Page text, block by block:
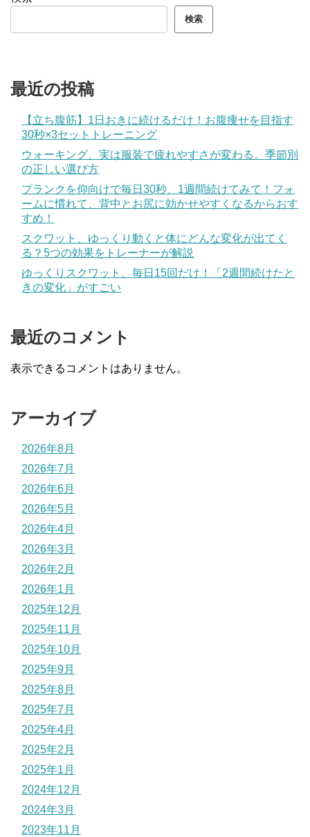
検索
最近の投稿
【立ち腹筋】1日おきに続けるだけ！お腹痩せを目指す
30秒×3セットトレーニング
ウォーキング、実は服装で疲れやすさが変わる。季節別
の正しい選び方
プランクを仰向けで毎日30秒、1週間続けてみて！フォ
ームに慣れて、背中とお尻に効かせやすくなるからおす
すめ！
スクワット、ゆっくり動くと体にどんな変化が出てく
る？5つの効果をトレーナーが解説
ゆっくりスクワット、毎日15回だけ！「2週間続けたと
きの変化」がすごい
最近のコメント
表示できるコメントはありません。
アーカイブ
2026年8月
2026年7月
2026年6月
2026年5月
2026年4月
2026年3月
2026年2月
2026年1月
2025年12月
2025年11月
2025年10月
2025年9月
2025年8月
2025年7月
2025年4月
2025年2月
2025年1月
2024年12月
2024年3月
2023年11月